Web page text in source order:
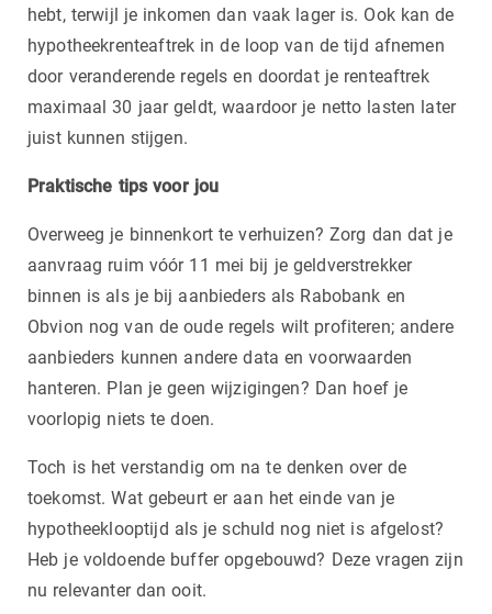
hebt, terwijl je inkomen dan vaak lager is. Ook kan de
hypotheekrenteaftrek in de loop van de tijd afnemen
door veranderende regels en doordat je renteaftrek
maximaal 30 jaar geldt, waardoor je netto lasten later
juist kunnen stijgen.
Praktische tips voor jou
Overweeg je binnenkort te verhuizen? Zorg dan dat je
aanvraag ruim vóór 11 mei bij je geldverstrekker
binnen is als je bij aanbieders als Rabobank en
Obvion nog van de oude regels wilt profiteren; andere
aanbieders kunnen andere data en voorwaarden
hanteren. Plan je geen wijzigingen? Dan hoef je
voorlopig niets te doen.
Toch is het verstandig om na te denken over de
toekomst. Wat gebeurt er aan het einde van je
hypotheeklooptijd als je schuld nog niet is afgelost?
Heb je voldoende buffer opgebouwd? Deze vragen zijn
nu relevanter dan ooit.